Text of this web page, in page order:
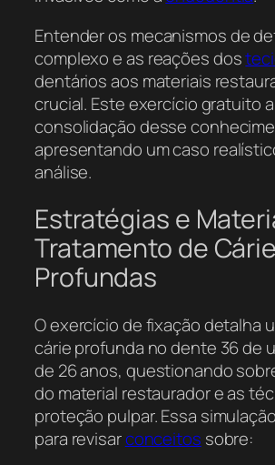
Entender os mecanismos de
complexo e as reações dos
dentários aos materiais
crucial. Este exercício gratuito
consolidação desse
apresentando um caso
análise.
Estratégias e
Tratamento de
Profundas
O exercício de fixação detalha
cárie profunda no dente 36 de
de 26 anos, questionando
do material restaurador e as
proteção pulpar. Essa
para revisarconceitos sobre: